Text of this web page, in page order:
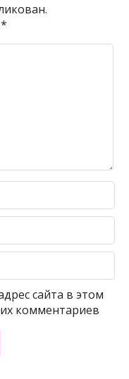
*
сайта в этом
комментариев